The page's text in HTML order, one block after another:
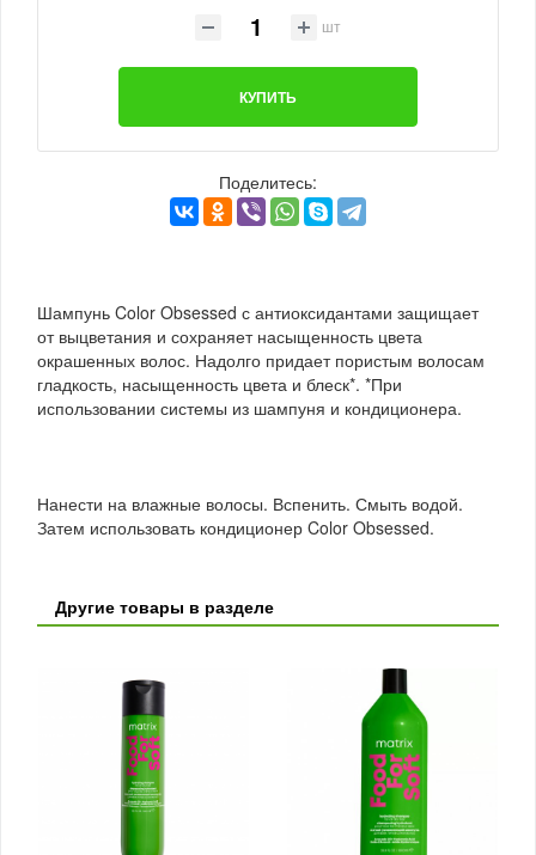
шт
КУПИТЬ
Поделитесь:
Шампунь Color Obsessed с антиоксидантами защищает
от выцветания и сохраняет насыщенность цвета
окрашенных волос. Надолго придает пористым волосам
гладкость, насыщенность цвета и блеск*. *При
использовании системы из шампуня и кондиционера.
Нанести на влажные волосы. Вспенить. Смыть водой.
Затем использовать кондиционер Color Obsessed.
Другие товары в разделе